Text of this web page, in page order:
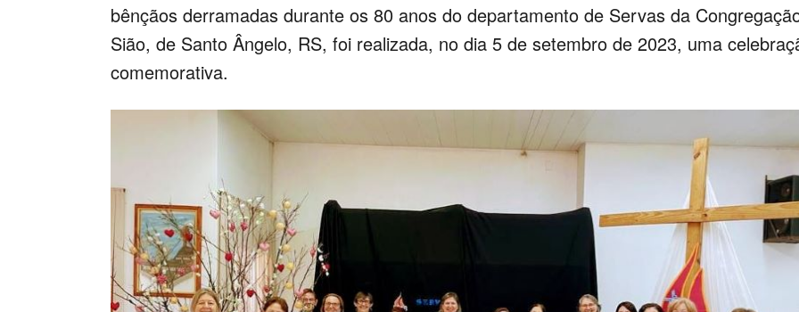
bênçãos derramadas durante os 80 anos do departamento de Servas da
Sião, de Santo Ângelo, RS, foi realizada, no dia 5 de setembro de 2023, uma
comemorativa.